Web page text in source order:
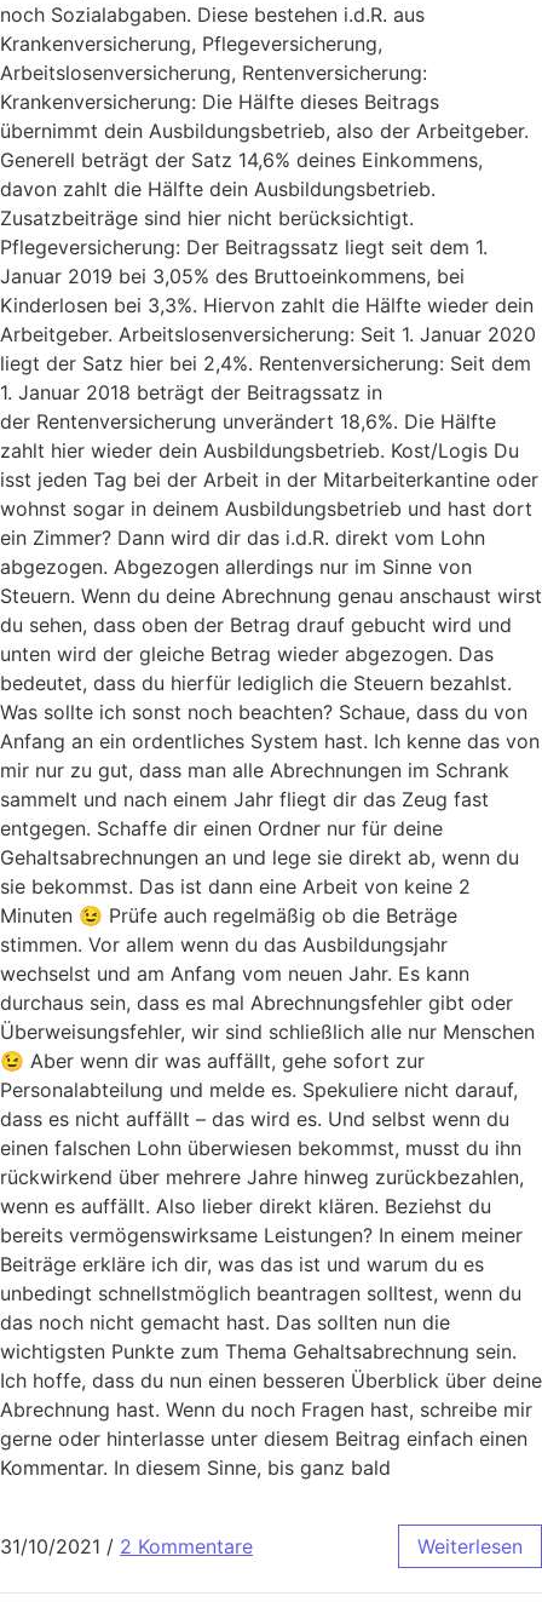
noch Sozialabgaben. Diese bestehen i.d.R. aus
Krankenversicherung, Pflegeversicherung,
Arbeitslosenversicherung, Rentenversicherung:
Krankenversicherung: Die Hälfte dieses Beitrags
übernimmt dein Ausbildungsbetrieb, also der Arbeitgeber.
Generell beträgt der Satz 14,6% deines Einkommens,
davon zahlt die Hälfte dein Ausbildungsbetrieb.
Zusatzbeiträge sind hier nicht berücksichtigt.
Pflegeversicherung: Der Beitragssatz liegt seit dem 1.
Januar 2019 bei 3,05% des Bruttoeinkommens, bei
Kinderlosen bei 3,3%. Hiervon zahlt die Hälfte wieder dein
Arbeitgeber. Arbeitslosenversicherung: Seit 1. Januar 2020
liegt der Satz hier bei 2,4%. Rentenversicherung: Seit dem
1. Januar 2018 beträgt der Beitragssatz in
der Rentenversicherung unverändert 18,6%. Die Hälfte
zahlt hier wieder dein Ausbildungsbetrieb. Kost/Logis Du
isst jeden Tag bei der Arbeit in der Mitarbeiterkantine oder
wohnst sogar in deinem Ausbildungsbetrieb und hast dort
ein Zimmer? Dann wird dir das i.d.R. direkt vom Lohn
abgezogen. Abgezogen allerdings nur im Sinne von
Steuern. Wenn du deine Abrechnung genau anschaust wirst
du sehen, dass oben der Betrag drauf gebucht wird und
unten wird der gleiche Betrag wieder abgezogen. Das
bedeutet, dass du hierfür lediglich die Steuern bezahlst.
Was sollte ich sonst noch beachten? Schaue, dass du von
Anfang an ein ordentliches System hast. Ich kenne das von
mir nur zu gut, dass man alle Abrechnungen im Schrank
sammelt und nach einem Jahr fliegt dir das Zeug fast
entgegen. Schaffe dir einen Ordner nur für deine
Gehaltsabrechnungen an und lege sie direkt ab, wenn du
sie bekommst. Das ist dann eine Arbeit von keine 2
Minuten 😉 Prüfe auch regelmäßig ob die Beträge
stimmen. Vor allem wenn du das Ausbildungsjahr
wechselst und am Anfang vom neuen Jahr. Es kann
durchaus sein, dass es mal Abrechnungsfehler gibt oder
Überweisungsfehler, wir sind schließlich alle nur Menschen
😉 Aber wenn dir was auffällt, gehe sofort zur
Personalabteilung und melde es. Spekuliere nicht darauf,
dass es nicht auffällt – das wird es. Und selbst wenn du
einen falschen Lohn überwiesen bekommst, musst du ihn
rückwirkend über mehrere Jahre hinweg zurückbezahlen,
wenn es auffällt. Also lieber direkt klären. Beziehst du
bereits vermögenswirksame Leistungen? In einem meiner
Beiträge erkläre ich dir, was das ist und warum du es
unbedingt schnellstmöglich beantragen solltest, wenn du
das noch nicht gemacht hast. Das sollten nun die
wichtigsten Punkte zum Thema Gehaltsabrechnung sein.
Ich hoffe, dass du nun einen besseren Überblick über deine
Abrechnung hast. Wenn du noch Fragen hast, schreibe mir
gerne oder hinterlasse unter diesem Beitrag einfach einen
Kommentar. In diesem Sinne, bis ganz bald
31/10/2021 / 2 Kommentare Weiterlesen